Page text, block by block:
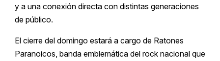
y a una conexión directa con distintas generaciones
de público.
El cierre del domingo estará a cargo de Ratones
Paranoicos, banda emblemática del rock nacional que